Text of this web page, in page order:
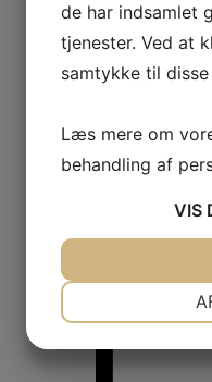
Vinkøleskabe
de har indsamlet
tjenester. Ved at
samtykke til
Læs mere om
behandling af
VIS